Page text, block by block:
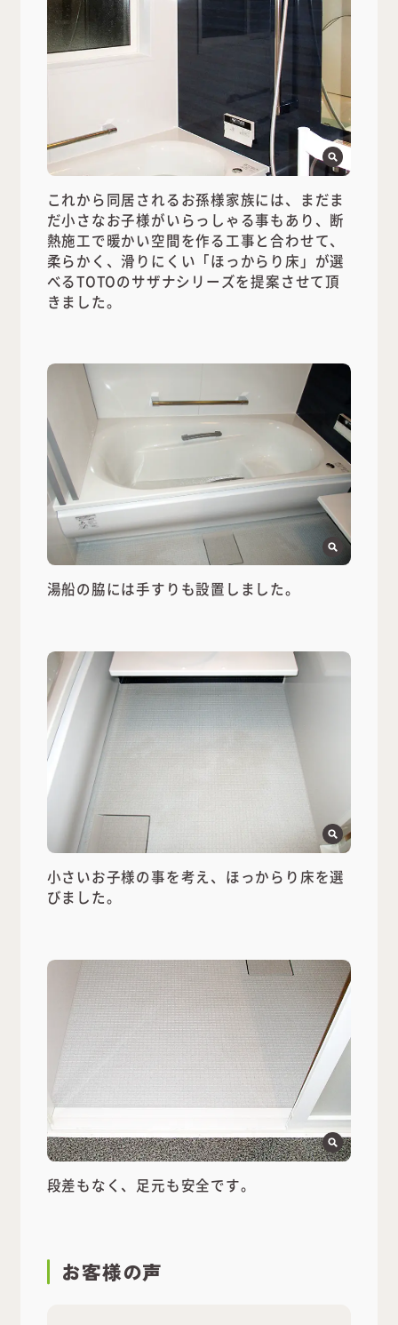
これから同居されるお孫様家族には、まだま
だ小さなお子様がいらっしゃる事もあり、断
熱施工で暖かい空間を作る工事と合わせて、
柔らかく、滑りにくい「ほっからり床」が選
べるTOTOのサザナシリーズを提案させて頂
きました。
湯船の脇には手すりも設置しました。
小さいお子様の事を考え、ほっからり床を選
びました。
段差もなく、足元も安全です。
お客様の声